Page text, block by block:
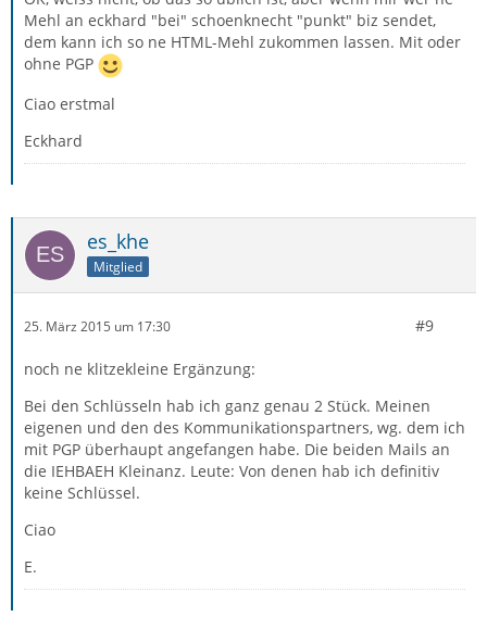
Mehl an eckhard "bei" schoenknecht "punkt" biz sendet,
dem kann ich so ne HTML-Mehl zukommen lassen. Mit oder
ohne PGP
Ciao erstmal
Eckhard
es_khe
Mitglied
25. März 2015 um 17:30 #9
noch ne klitzekleine Ergänzung:
Bei den Schlüsseln hab ich ganz genau 2 Stück. Meinen
eigenen und den des Kommunikationspartners, wg. dem ich
mit PGP überhaupt angefangen habe. Die beiden Mails an
die IEHBAEH Kleinanz. Leute: Von denen hab ich definitiv
keine Schlüssel.
Ciao
E.